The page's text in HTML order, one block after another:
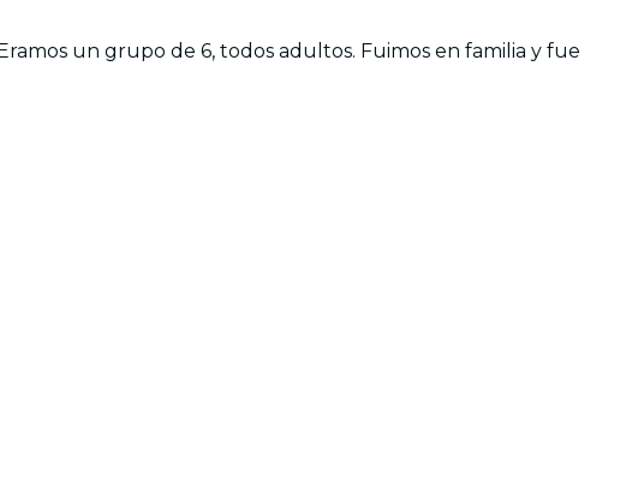
un grupo de 6, todos adultos. Fuimos en familia y fue